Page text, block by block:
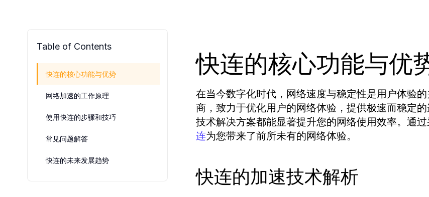
Table of Contents
快连的核心功能与优势
网络加速的工作原理
使用快连的步骤和技巧
常见问题解答
快连的未来发展趋势
快连的核心功能与优
在当今数字化时代，网络速度与稳定性是用户体验
商，致力于优化用户的网络体验，提供极速而稳定
技术解决方案都能显著提升您的网络使用效率。通
连为您带来了前所未有的网络体验。
快连的加速技术解析